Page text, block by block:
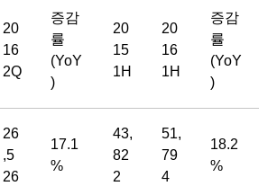
20
16
2Q
증감
률
(YoY
)
20
15
1H
20
16
1H
증감
률
(YoY
)
26
,5
26
17.1
%
43,
82
2
51,
79
4
18.2
%